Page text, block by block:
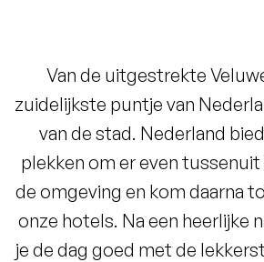
Van de uitgestrekte
zuidelijkste puntje van
van de stad. Nederland
plekken om er even tussenuit
de omgeving en kom daarna
onze hotels. Na een heerlijke
je de dag goed met de